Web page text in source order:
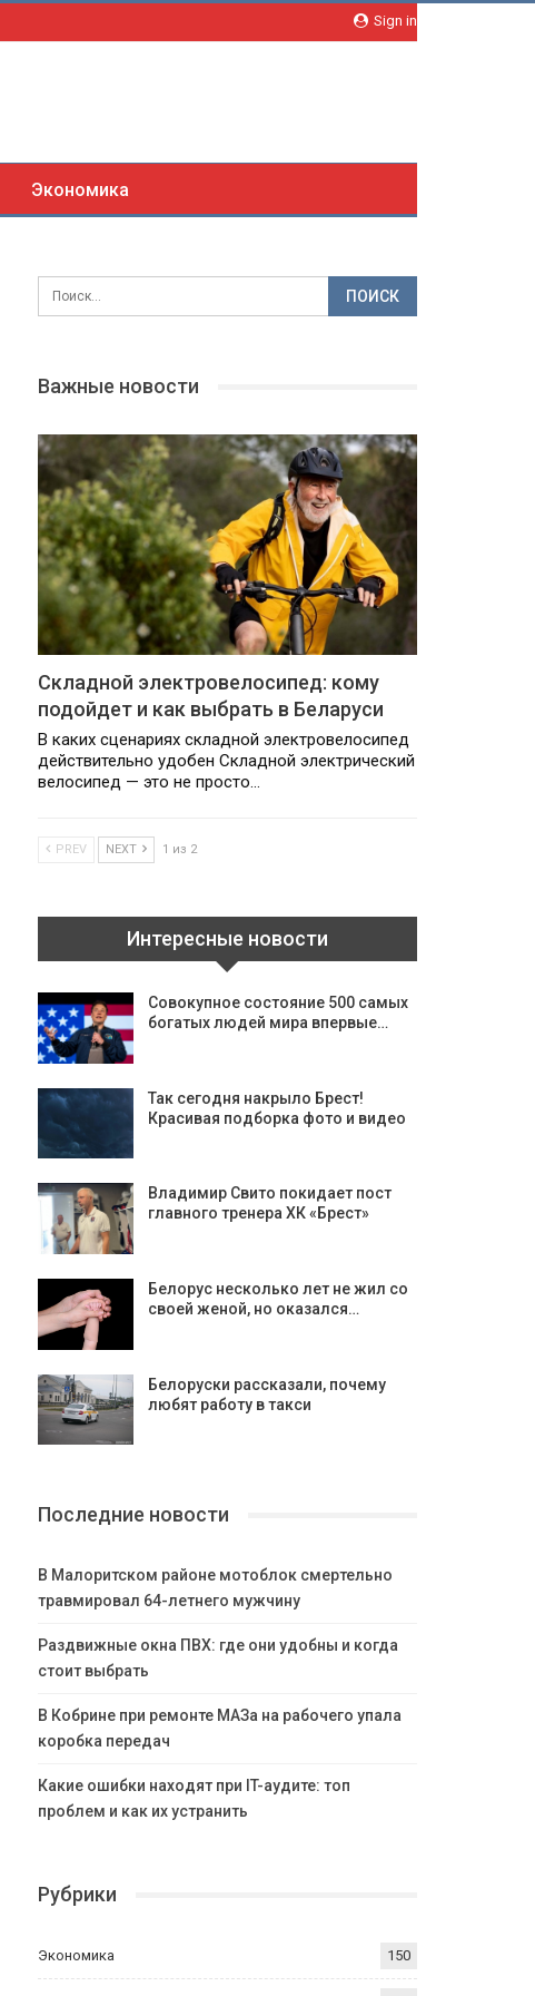
Sign in
Экономика
Важные новости
Складной электровелосипед: кому
подойдет и как выбрать в Беларуси
В каких сценариях складной электровелосипед
действительно удобен Складной электрический
велосипед — это не просто…
PREV NEXT 1 из 2
Интересные новости
Совокупное состояние 500 самых
богатых людей мира впервые…
Так сегодня накрыло Брест!
Красивая подборка фото и видео
Владимир Свито покидает пост
главного тренера ХК «Брест»
Белорус несколько лет не жил со
своей женой, но оказался…
Белоруски рассказали, почему
любят работу в такси
Последние новости
В Малоритском районе мотоблок смертельно
травмировал 64-летнего мужчину
Раздвижные окна ПВХ: где они удобны и когда
стоит выбрать
В Кобрине при ремонте МАЗа на рабочего упала
коробка передач
Какие ошибки находят при IT-аудите: топ
проблем и как их устранить
Рубрики
Экономика 150